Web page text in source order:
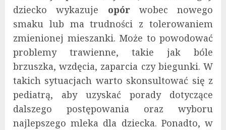
dziecko wykazuje opórwobec nowego
smaku lub ma trudności z tolerowaniem
zmienionej mieszanki. Może to powodować
problemy trawienne, takie jak bóle
brzuszka, wzdęcia, zaparcia czy biegunki. W
takich sytuacjach warto skonsultować się z
pediatrą, aby uzyskać porady dotyczące
dalszego postępowania oraz wyboru
najlepszego mleka dla dziecka. Ponadto, w